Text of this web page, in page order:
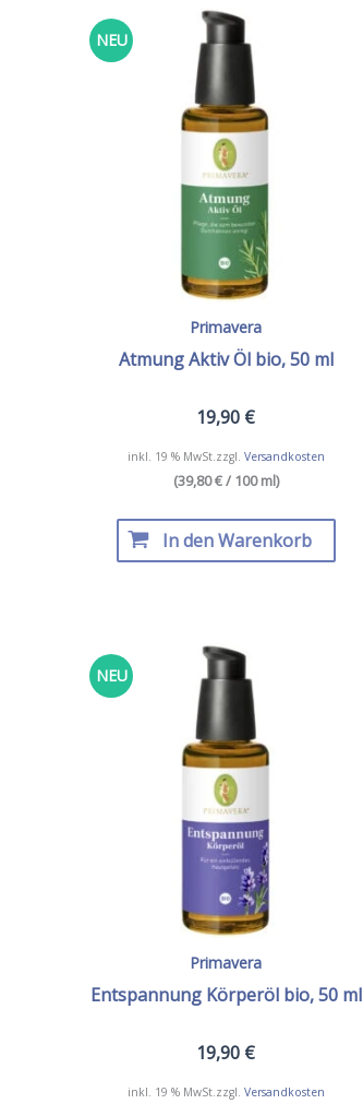
NEU
Primavera
Atmung Aktiv Öl bio, 50 ml
19,90 €
inkl. 19 % MwSt.zzgl. Versandkosten
(39,80 € / 100 ml)
In den Warenkorb
NEU
Primavera
Entspannung Körperöl bio, 50 ml
19,90 €
inkl. 19 % MwSt.zzgl. Versandkosten